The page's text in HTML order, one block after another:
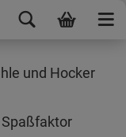
und Hocker